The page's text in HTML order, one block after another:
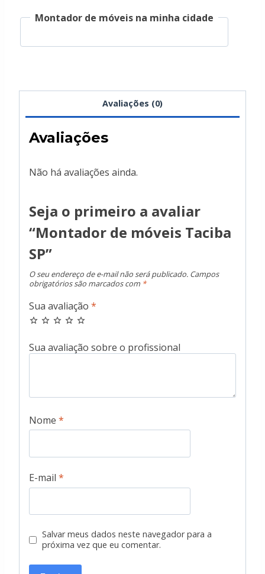
Montador de móveis na minha cidade
Avaliações (0)
Avaliações
Não há avaliações ainda.
Seja o primeiro a avaliar
“Montador de móveis Taciba
SP”
O seu endereço de e-mail não será publicado. Campos
obrigatórios são marcados com *
Sua avaliação *
Nome *
E-mail *
Salvar meus dados neste navegador para a
próxima vez que eu comentar.